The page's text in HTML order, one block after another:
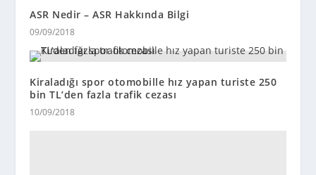
ASR Nedir – ASR Hakkında Bilgi
09/09/2018
Kiraladığı spor otomobille hız yapan turiste 250
bin TL’den fazla trafik cezası
10/09/2018